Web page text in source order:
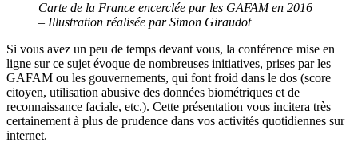
Carte de la France encerclée par les GAFAM en 2016
– Illustration réalisée par Simon Giraudot
Si vous avez un peu de temps devant vous, la conférence mise en
ligne sur ce sujet évoque de nombreuses initiatives, prises par les
GAFAM ou les gouvernements, qui font froid dans le dos (score
citoyen, utilisation abusive des données biométriques et de
reconnaissance faciale, etc.). Cette présentation vous incitera très
certainement à plus de prudence dans vos activités quotidiennes sur
internet.